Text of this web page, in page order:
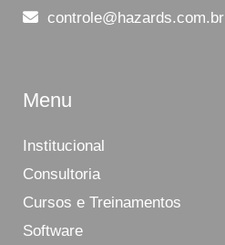
controle@hazards.com.br
Menu
Institucional
Consultoria
Cursos e Treinamentos
Software